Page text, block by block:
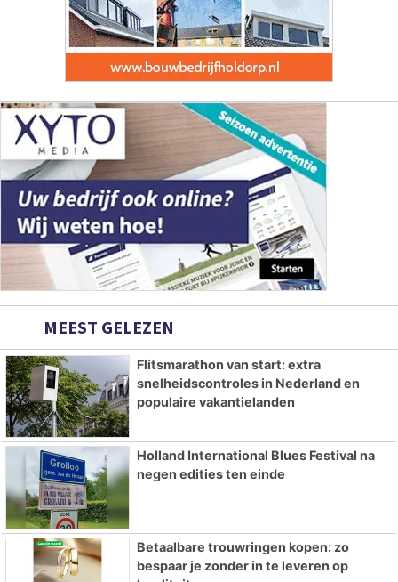
MEEST GELEZEN
Flitsmarathon van start: extra
snelheidscontroles in Nederland en
populaire vakantielanden
Holland International Blues Festival na
negen edities ten einde
Betaalbare trouwringen kopen: zo
bespaar je zonder in te leveren op